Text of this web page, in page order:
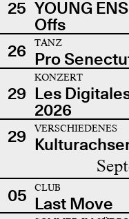
25 YOUNG
Offs
26
TANZ
Pro
29
KONZERT
Les
2026
29 VERSCHIEDENES
05 CLUB
Last Move